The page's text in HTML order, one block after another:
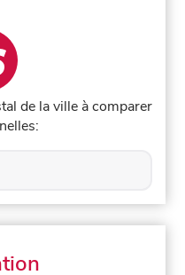
de la ville à comparer